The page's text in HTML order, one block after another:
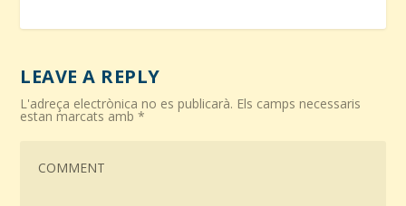
LEAVE A REPLY
L'adreça electrònica no es publicarà. Els camps necessaris
estan marcats amb*